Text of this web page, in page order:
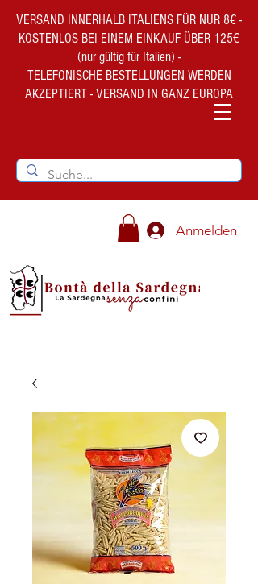
VERSAND INNERHALB ITALIENS FÜR NUR 8€ -
KOSTENLOS BEI EINEM EINKAUF ÜBER 125€
(nur gültig für Italien) -
TELEFONISCHE BESTELLUNGEN WERDEN
AKZEPTIERT - VERSAND IN GANZ EUROPA
Anmelden